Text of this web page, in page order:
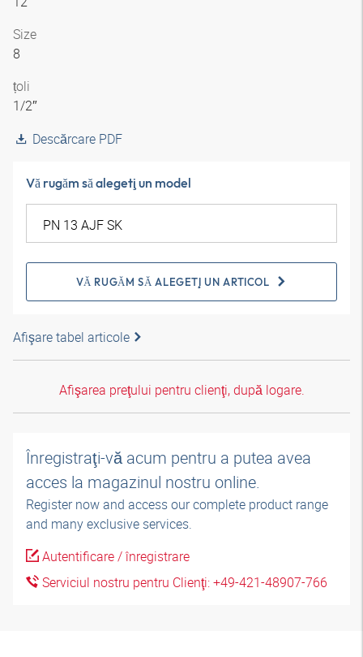
Size
8
țoli
1/2″
Descărcare PDF
Vă rugăm să alegeţi un model
VĂ RUGĂM SĂ ALEGEŢI UN ARTICOL
Afişare tabel articole
Afişarea preţului pentru clienţi, după logare.
Înregistraţi-vă acum pentru a putea avea
acces la magazinul nostru online.
Register now and access our complete product range
and many exclusive services.
Autentificare / înregistrare
Serviciul nostru pentru Clienţi: +49-421-48907-766